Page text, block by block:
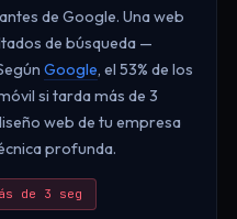
de Google. Una web
de búsqueda —
Google, el 53% de los
si tarda más de 3
web de tu empresa
profunda.
de 3 seg